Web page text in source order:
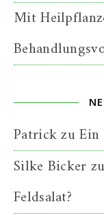
Mit
Patrickzu
Silke Bickerzu
Feldsalat?